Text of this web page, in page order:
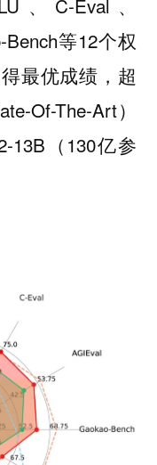
等12个权
最优成绩，超
Of-The-Art）
13B（130亿参